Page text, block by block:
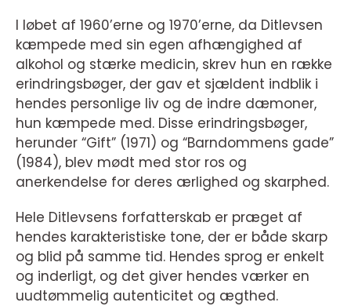
I løbet af 1960’erne og 1970’erne, da Ditlevsen
kæmpede med sin egen afhængighed af
alkohol og stærke medicin, skrev hun en række
erindringsbøger, der gav et sjældent indblik i
hendes personlige liv og de indre dæmoner,
hun kæmpede med. Disse erindringsbøger,
herunder “Gift” (1971) og “Barndommens gade”
(1984), blev mødt med stor ros og
anerkendelse for deres ærlighed og skarphed.
Hele Ditlevsens forfatterskab er præget af
hendes karakteristiske tone, der er både skarp
og blid på samme tid. Hendes sprog er enkelt
og inderligt, og det giver hendes værker en
uudtømmelig autenticitet og ægthed.